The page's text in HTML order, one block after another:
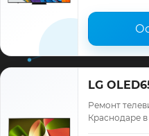
LG
Ремонт
Краснодаре